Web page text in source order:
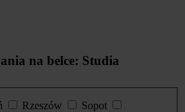
na belce: Studia
Rzeszów
Sopot